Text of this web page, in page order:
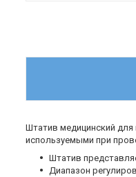
Штатив медицинский
используемыми при
Штатив
Диапазон